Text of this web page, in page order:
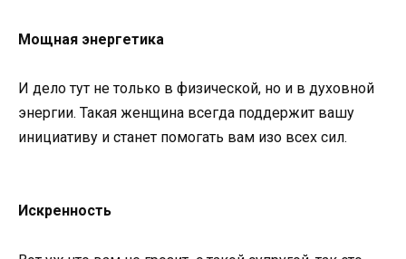
Мощная энергетика
И дело тут не только в физической, но и в духовной
энергии. Такая женщина всегда поддержит вашу
инициативу и станет помогать вам изо всех сил.
Искренность